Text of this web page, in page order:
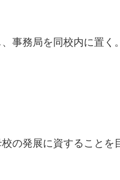
事務局を同校内に置く。
の発展に資することを